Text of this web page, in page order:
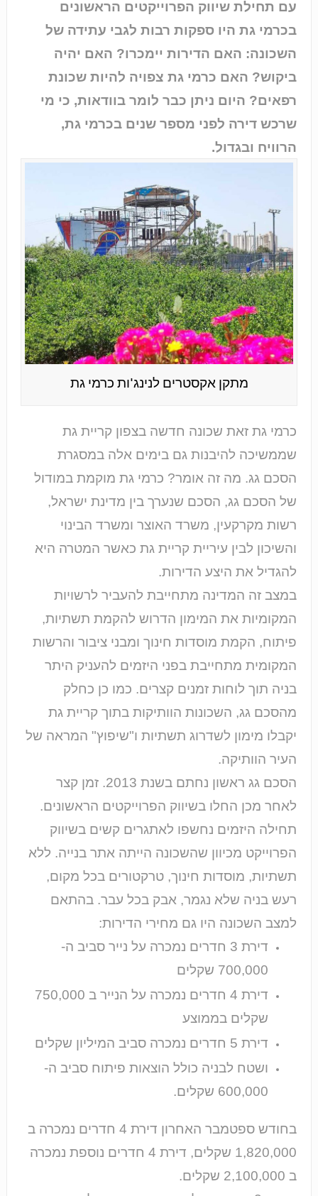
עם תחילת שיווק הפרוייקטים הראשונים
בכרמי גת היו ספקות רבות לגבי עתידה של
השכונה: האם הדירות יימכרו? האם יהיה
ביקוש? האם כרמי גת צפויה להיות שכונת
רפאים? היום ניתן כבר לומר בוודאות, כי מי
שרכש דירה לפני מספר שנים בכרמי גת,
הרוויח ובגדול.
מתקן אקסטרים לנינג'ות כרמי גת
כרמי גת זאת שכונה חדשה בצפון קריית גת
שממשיכה להיבנות גם בימים אלה במסגרת
הסכם גג. מה זה אומר? כרמי גת מוקמת במודול
של הסכם גג, הסכם שנערך בין מדינת ישראל,
רשות מקרקעין, משרד האוצר ומשרד הבינוי
והשיכון לבין עיריית קריית גת כאשר המטרה היא
להגדיל את היצע הדירות.
במצב זה המדינה מתחייבת להעביר לרשויות
המקומיות את המימון הדרוש להקמת תשתיות,
פיתוח, הקמת מוסדות חינוך ומבני ציבור והרשות
המקומית מתחייבת בפני היזמים להעניק היתר
בניה תוך לוחות זמנים קצרים. כמו כן כחלק
מהסכם גג, השכונות הוותיקות בתוך קריית גת
יקבלו מימון לשדרוג תשתיות ו"שיפוץ" המראה של
העיר הוותיקה.
הסכם גג ראשון נחתם בשנת 2013. זמן קצר
לאחר מכן החלו בשיווק הפרוייקטים הראשונים.
תחילה היזמים נחשפו לאתגרים קשים בשיווק
הפרוייקט מכיוון שהשכונה הייתה אתר בנייה. ללא
תשתיות, מוסדות חינוך, טרקטורים בכל מקום,
רעש בניה שלא נגמר, אבק בכל עבר. בהתאם
למצב השכונה היו גם מחירי הדירות:
דירת 3 חדרים נמכרה על נייר סביב ה-
700,000 שקלים
דירת 4 חדרים נמכרה על הנייר ב 750,000
שקלים בממוצע
דירת 5 חדרים נמכרה סביב המיליון שקלים
ושטח לבניה כולל הוצאות פיתוח סביב ה-
600,000 שקלים.
בחודש ספטמבר האחרון דירת 4 חדרים נמכרה ב
1,820,000 שקלים, דירת 4 חדרים נוספת נמכרה
ב 2,100,000 שקלים.